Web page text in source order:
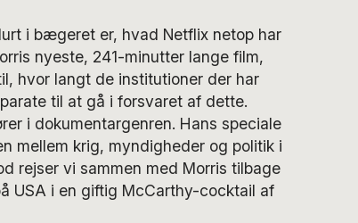
i bægeret er, hvad Netflix netop har
nyeste, 241-minutter lange film,
hvor langt de institutioner der har
til at gå i forsvaret af dette.
i dokumentargenren. Hans speciale
mellem krig, myndigheder og politik i
rejser vi sammen med Morris tilbage
USA i en giftig McCarthy-cocktail af